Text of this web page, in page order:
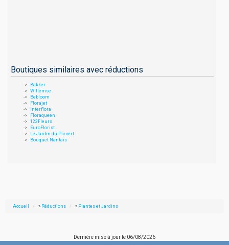
Boutiques similaires avec réductions
Bakker
Willemse
Bebloom
Florajet
Interflora
Floraqueen
123Fleurs
EuroFlorist
Le Jardin du Pic vert
Bouquet Nantais
Accueil » Réductions » Plantes et Jardins
Dernière mise à jour le 06/08/2026